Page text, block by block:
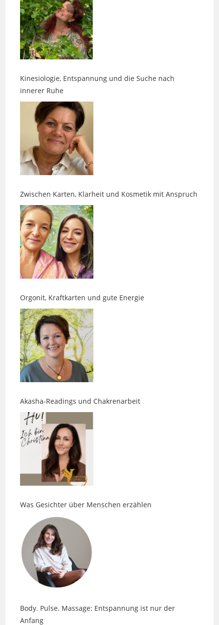
Kinesiologie, Entspannung und die Suche nach
Zwischen Karten, Klarheit und Kosmetik mit Anspruch
Orgonit, Kraftkarten und gute Energie
Akasha-Readings und Chakrenarbeit
Was Gesichter über Menschen erzählen
Body. Pulse. Massage: Entspannung ist nur der